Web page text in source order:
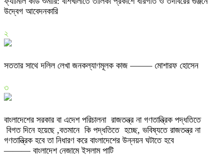
উদ্বেগ আবেদনকারি
২
সততার সাথে দলিল লেখা জনকল্যাণমূলক কাজ ——– মোশারফ হোসেন
৩
বাংলাদেশের সরকার বা এদেশ পরিচালনা রাজতন্ত্র না গণতান্ত্রিক পদ্ধতিতে
বিগত দিনে হয়েছে ,বতমানে কি পদ্ধতিতে হচ্ছে, ভবিষ্যতে রাজতন্ত্র না
গণতান্ত্রিক হবে তা নিধারণ করে বাংলাদেশের উন্নয়ন ঘটাতে হবে
——— বাংলাদেশ নেজামে ইসলাম পাটি